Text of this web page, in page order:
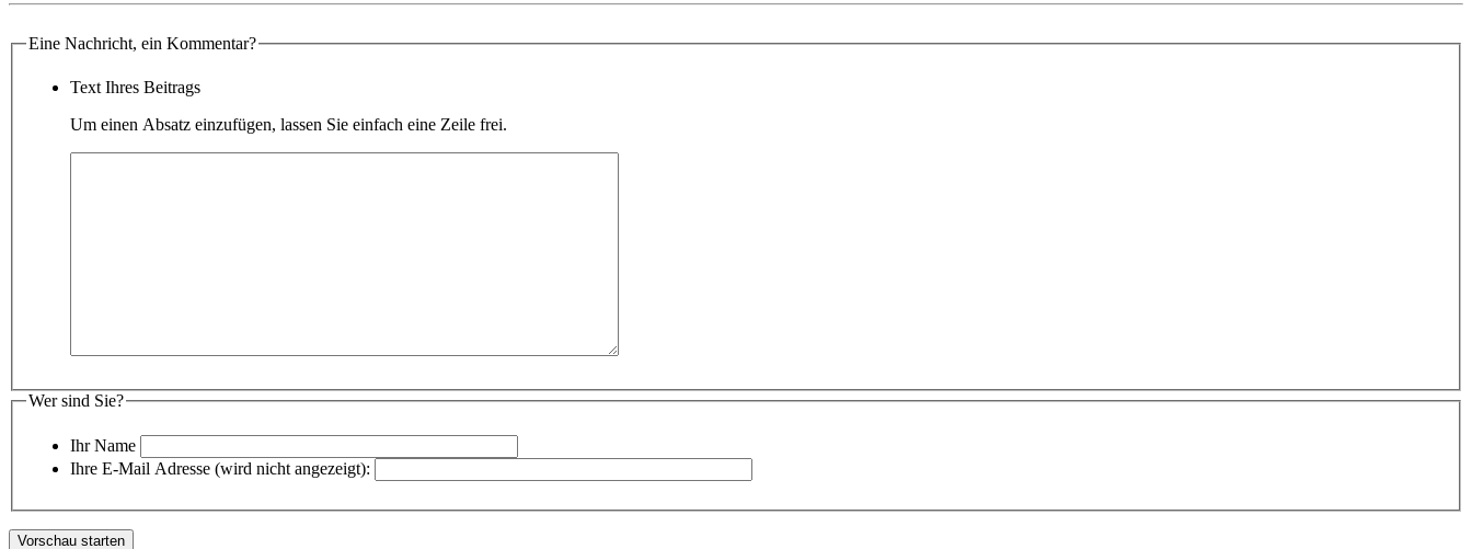
Eine Nachricht, ein Kommentar?
Text Ihres Beitrags
Um einen Absatz einzufügen, lassen Sie einfach eine Zeile frei.
Wer sind Sie?
Ihr Name
Ihre E-Mail Adresse (wird nicht angezeigt):